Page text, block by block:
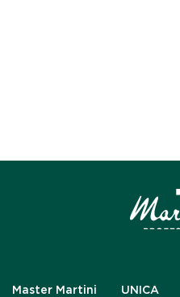
Master Martini
UNICA